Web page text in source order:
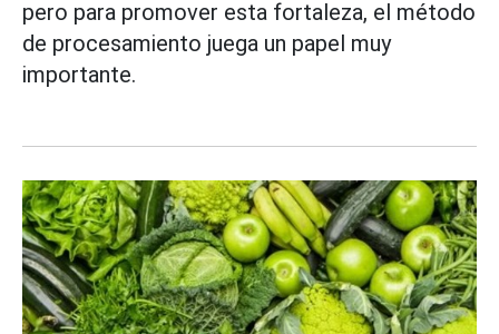
pero para promover esta fortaleza, el método
de procesamiento juega un papel muy
importante.